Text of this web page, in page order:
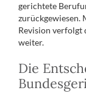
gerichtete
zurückgewiesen.
Revision verfolgt
weiter.
Die